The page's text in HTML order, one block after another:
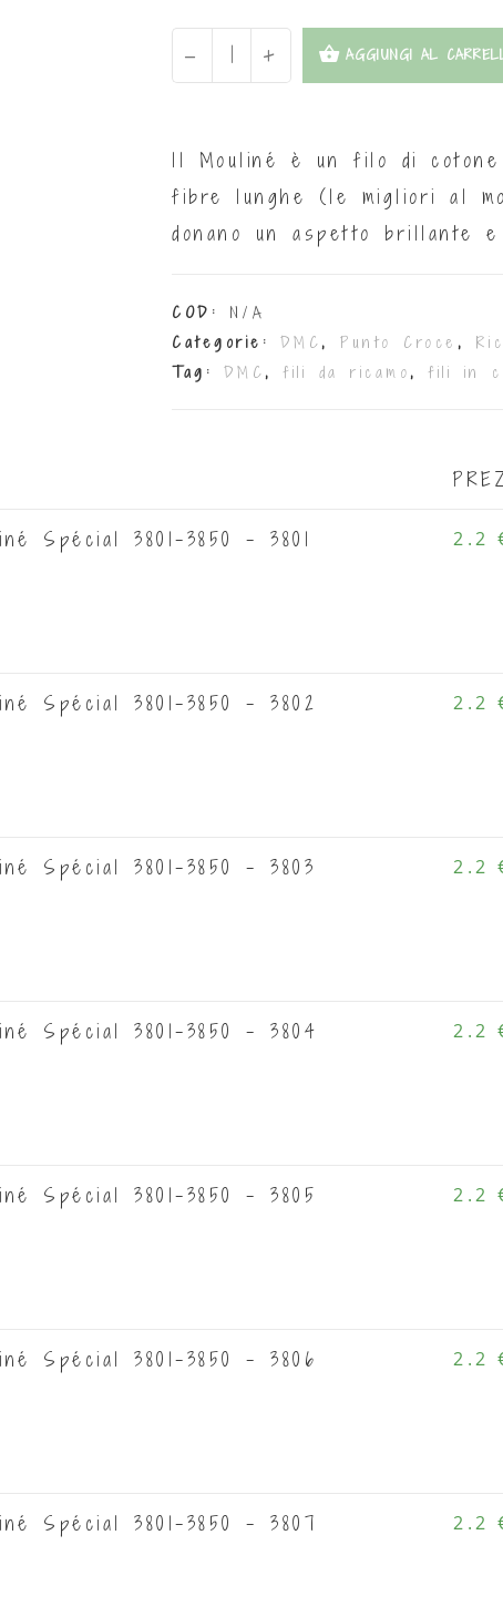
- + AGGIUNGI AL
ll Mouliné è un filo di cotone
fibre lunghe (le migliori al
donano un aspetto brillante
COD: N/A
Categorie: DMC , Punto Croce ,
Tag: DMC , fili da ricamo , fili in
Spécial 3801-3850 - 3801 2.2
Spécial 3801-3850 - 3802 2.2
Spécial 3801-3850 - 3803 2.2
Spécial 3801-3850 - 3804 2.2
Spécial 3801-3850 - 3805 2.2
Spécial 3801-3850 - 3806 2.2
Spécial 3801-3850 - 3807 2.2